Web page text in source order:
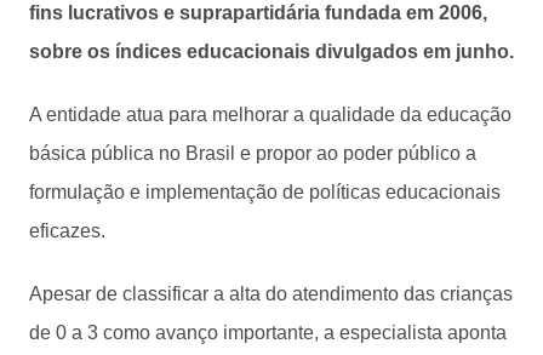
fins lucrativos e suprapartidária fundada em 2006,
sobre os índices educacionais divulgados em junho.
A entidade atua para melhorar a qualidade da educação
básica pública no Brasil e propor ao poder público a
formulação e implementação de políticas educacionais
eficazes.
Apesar de classificar a alta do atendimento das crianças
de 0 a 3 como avanço importante, a especialista aponta